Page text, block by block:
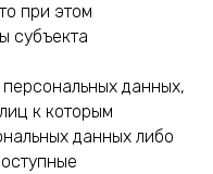
при этом
субъекта
данных,
к которым
данных либо